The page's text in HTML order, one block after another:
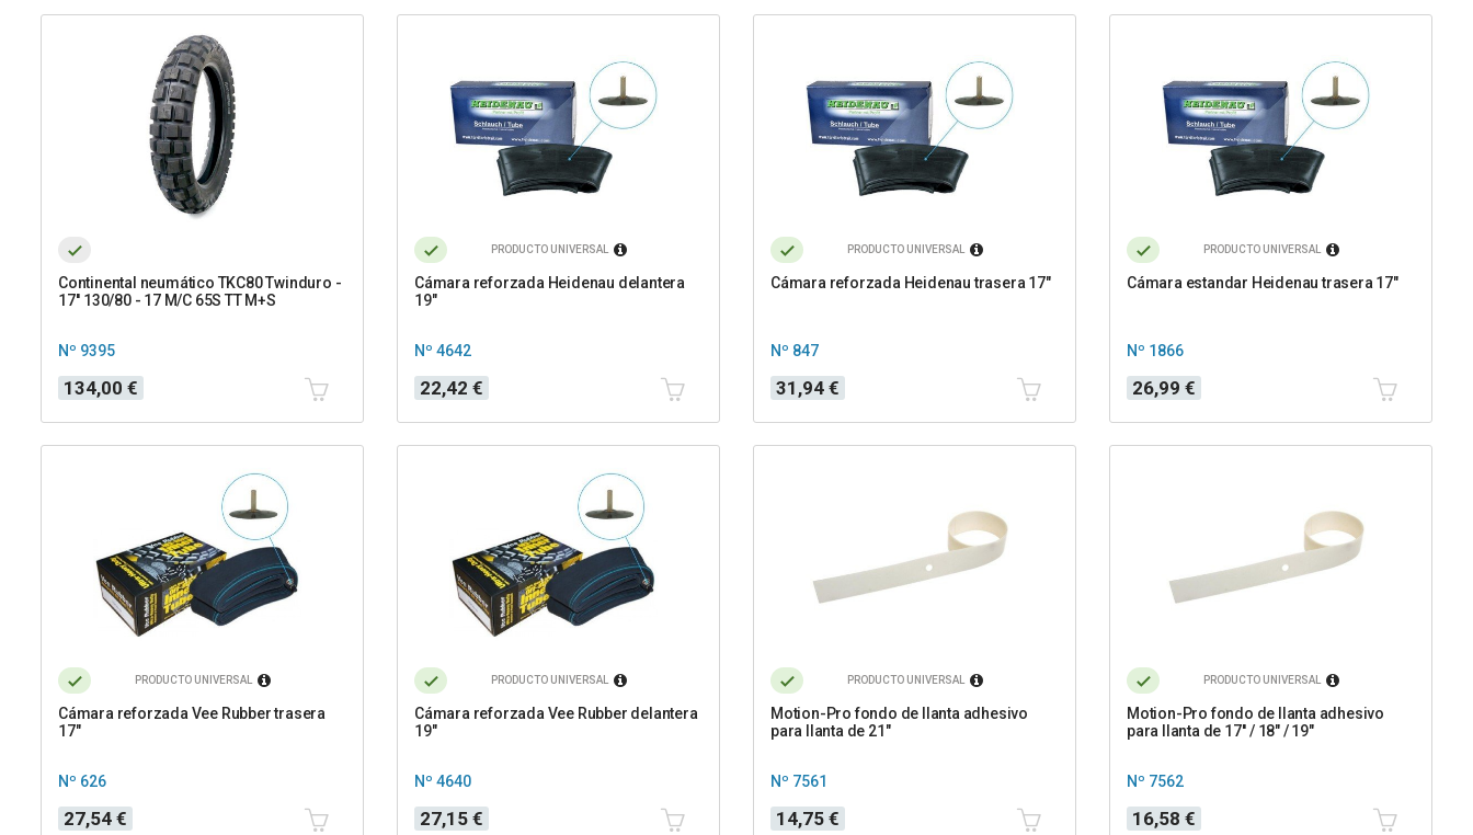
Continental neumático TKC80 Twinduro -
17'' 130/80 - 17 M/C 65S TT M+S
Nº 9395
Precio
134,00 €
PRODUCTO UNIVERSAL
Cámara reforzada Heidenau delantera
19"
Nº 4642
Precio
22,42 €
PRODUCTO UNIVERSAL
Cámara reforzada Heidenau trasera 17"
Nº 847
Precio
31,94 €
PRODUCTO UNIVERSAL
Cámara estandar Heidenau trasera 17"
Nº 1866
Precio
26,99 €
PRODUCTO UNIVERSAL
Cámara reforzada Vee Rubber trasera
17"
Nº 626
Precio
27,54 €
PRODUCTO UNIVERSAL
Cámara reforzada Vee Rubber delantera
19"
Nº 4640
Precio
27,15 €
PRODUCTO UNIVERSAL
Motion-Pro fondo de llanta adhesivo
para llanta de 21"
Nº 7561
Precio
14,75 €
PRODUCTO UNIVERSAL
Motion-Pro fondo de llanta adhesivo
para llanta de 17'' / 18" / 19"
Nº 7562
Precio
16,58 €